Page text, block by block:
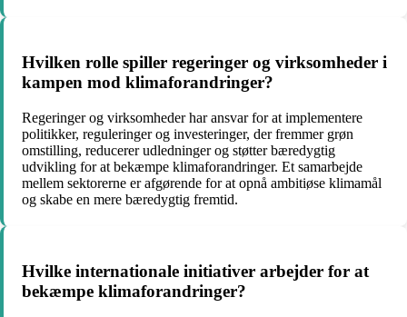
Hvilken rolle spiller regeringer og virksomheder i
kampen mod klimaforandringer?
Regeringer og virksomheder har ansvar for at implementere
politikker, reguleringer og investeringer, der fremmer grøn
omstilling, reducerer udledninger og støtter bæredygtig
udvikling for at bekæmpe klimaforandringer. Et samarbejde
mellem sektorerne er afgørende for at opnå ambitiøse klimamål
og skabe en mere bæredygtig fremtid.
Hvilke internationale initiativer arbejder for at
bekæmpe klimaforandringer?